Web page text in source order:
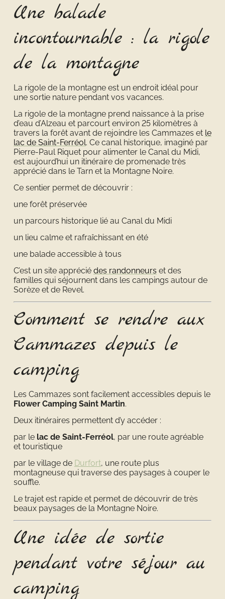
Une balade
incontournable : la rigole
de la montagne
La rigole de la montagne est un endroit idéal pour
une sortie nature pendant vos vacances.
La rigole de la montagne prend naissance à la prise
d’eau d’Alzeau et parcourt environ 25 kilomètres à
travers la forêt avant de rejoindre les Cammazes et le
lac de Saint-Ferréol. Ce canal historique, imaginé par
Pierre-Paul Riquet pour alimenter le Canal du Midi,
est aujourd’hui un itinéraire de promenade très
apprécié dans le Tarn et la Montagne Noire.
Ce sentier permet de découvrir :
une forêt préservée
un parcours historique lié au Canal du Midi
un lieu calme et rafraîchissant en été
une balade accessible à tous
C’est un site apprécié des randonneurs et des
familles qui séjournent dans les campings autour de
Sorèze et de Revel.
Comment se rendre aux
Cammazes depuis le
camping
Les Cammazes sont facilement accessibles depuis le
Flower Camping Saint Martin.
Deux itinéraires permettent d’y accéder :
par le lac de Saint-Ferréol, par une route agréable
et touristique
par le village de Durfort, une route plus
montagneuse qui traverse des paysages à couper le
souffle.
Le trajet est rapide et permet de découvrir de très
beaux paysages de la Montagne Noire.
Une idée de sortie
pendant votre séjour au
camping